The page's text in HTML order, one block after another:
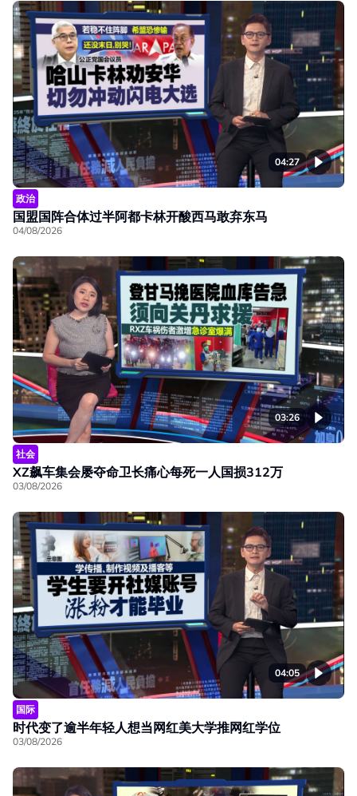
04:27
政治
国盟国阵合体过半阿都卡林开酸西马敢弃东马
04/08/2026
03:26
社会
XZ飙车集会屡夺命卫长痛心每死一人国损312万
03/08/2026
04:05
国际
时代变了逾半年轻人想当网红美大学推网红学位
03/08/2026